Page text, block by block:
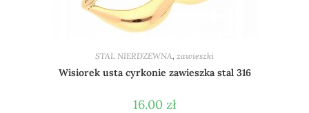
STAL NIERDZEWNA zawieszki
Wisiorek usta cyrkonie zawieszka stal 316
16.00 zł